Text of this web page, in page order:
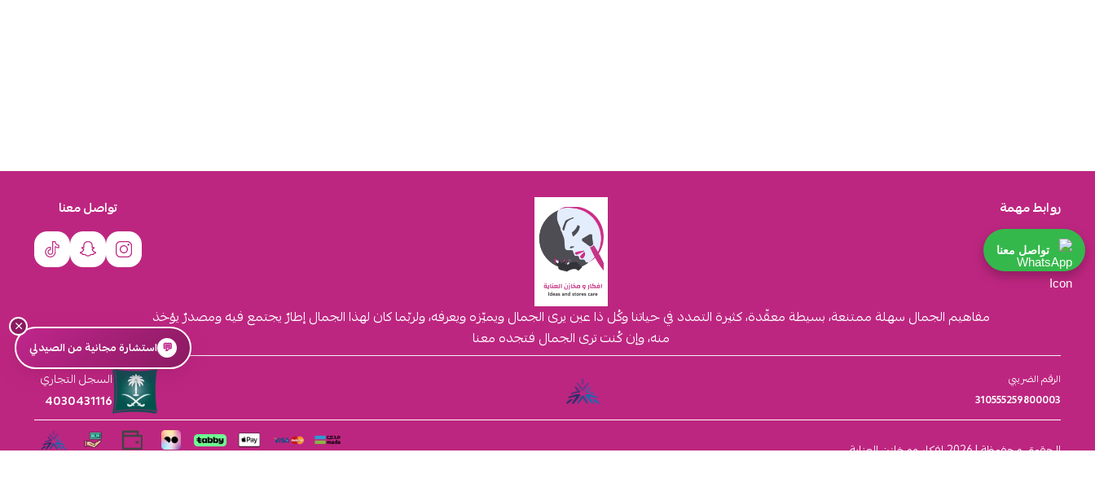
روابط مهمة
مفاهيم الجمال سهلة ممتنعة، بسيطة معقّدة، كثيرة التمدد في حياتنا وكُل ذا عين يرى الجمال ويميّزه ويعرفه، ولربّما كان لهذا الجمال إطارٌ يجتمع فيه ومصدرٌ يؤخذ
منه، وإن كُنت ترى الجمال فتجده معنا
تواصل معنا
الرقم الضريبي
310555259800003
السجل التجاري
4030431116
الحقوق محفوظة | 2026 افكار ومخازن العناية
×
💬 استشارة مجانية من الصيدلي
تواصل معنا